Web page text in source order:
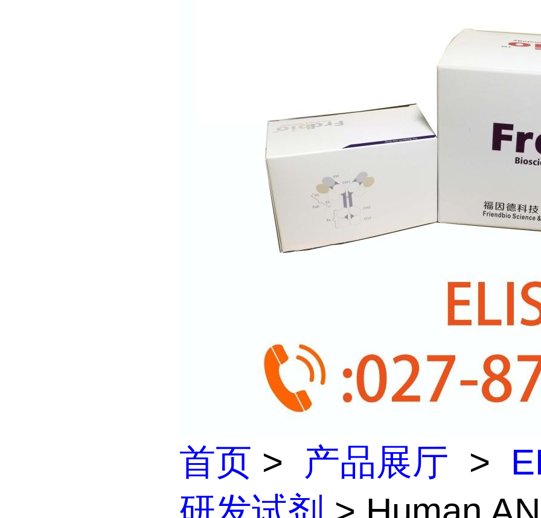
首页 > 产品展厅 >